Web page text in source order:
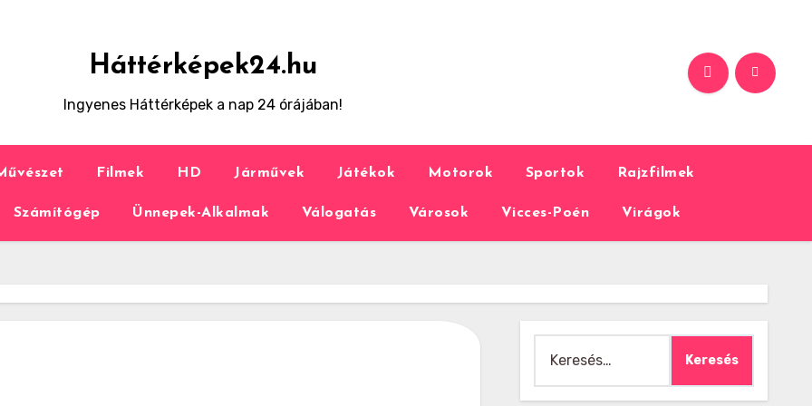
Háttérképek24.hu
Ingyenes Háttérképek a nap 24 órájában!
Filmek HD Járművek Játékok Motorok Sportok Rajzfilmek
Számítógép Ünnepek-Alkalmak Válogatás Városok Vicces-Poén Virágok